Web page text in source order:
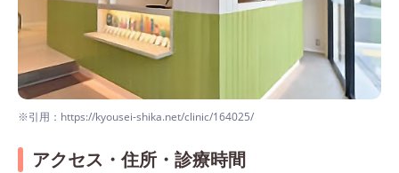
※引用：https://kyousei-shika.net/clinic/164025/
アクセス・住所・診療時間